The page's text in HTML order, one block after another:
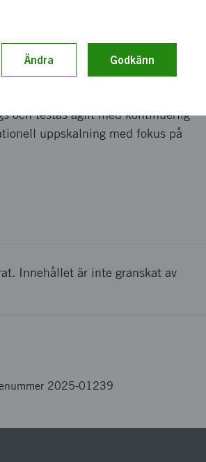
som en lokal utvecklingsarena.
och testas agilt med kontinuerlig
uppskalning med fokus på
Innehållet är inte granskat av
2025-01239
Ändra Godkänn